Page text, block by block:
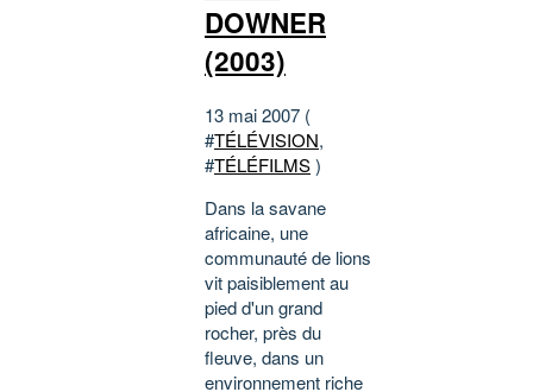
DOWNER
(2003)
13 mai 2007 (
#TÉLÉVISION,
#TÉLÉFILMS)
Dans la savane
africaine, une
communauté de lions
vit paisiblement au
pied d'un grand
rocher, près du
fleuve, dans un
environnement riche